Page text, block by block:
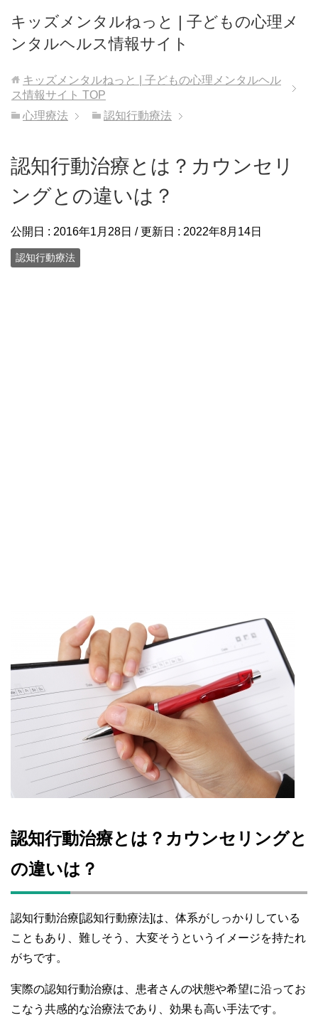
キッズメンタルねっと | 子どもの心理メ
ンタルヘルス情報サイト
キッズメンタルねっと | 子どもの心理メンタルヘル
ス情報サイト TOP
心理療法
認知行動療法
認知行動治療とは？カウンセリ
ングとの違いは？
公開日 : 2016年1月28日 / 更新日 : 2022年8月14日
認知行動療法
認知行動治療とは？カウンセリングと
の違いは？
認知行動治療[認知行動療法]は、体系がしっかりしている
こともあり、難しそう、大変そうというイメージを持たれ
がちです。
実際の認知行動治療は、患者さんの状態や希望に沿ってお
こなう共感的な治療法であり、効果も高い手法です。